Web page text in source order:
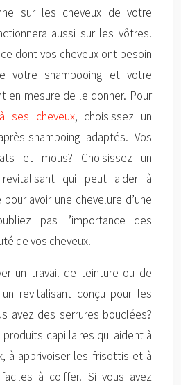
sur les cheveux de votre
aussi sur les vôtres.
dont vos cheveux ont besoin
votre shampooing et votre
en mesure de le donner. Pour
ses cheveux, choisissez un
shampoing adaptés. Vos
et mous? Choisissez un
qui peut aider à
avoir une chevelure d’une
pas l’importance des
de vos cheveux.
un travail de teinture ou de
revitalisant conçu pour les
avez des serrures bouclées?
capillaires qui aident à
à apprivoiser les frisottis et à
à coiffer. Si vous avez